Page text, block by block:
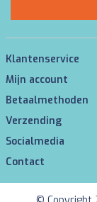
Klantenservice
Mijn account
Betaalmethoden
Verzending
Socialmedia
Contact